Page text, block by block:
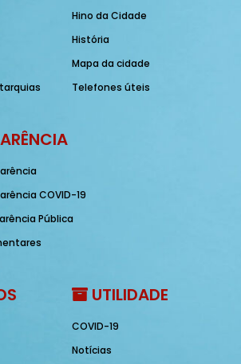
Hino da Cidade
História
Mapa da cidade
Telefones úteis
COVID-19
Pública
UTILIDADE
COVID-19
Notícias